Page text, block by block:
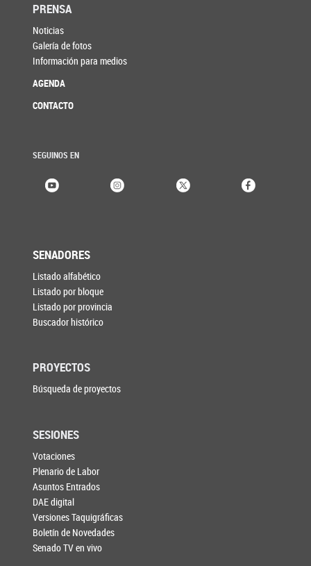
PRENSA
Noticias
Galería de fotos
Información para medios
AGENDA
CONTACTO
SEGUINOS EN
SENADORES
Listado alfabético
Listado por bloque
Listado por provincia
Buscador histórico
PROYECTOS
Búsqueda de proyectos
SESIONES
Votaciones
Plenario de Labor
Asuntos Entrados
DAE digital
Versiones Taquigráficas
Boletín de Novedades
Senado TV en vivo